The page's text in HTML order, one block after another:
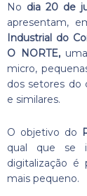
No dia 20 de
apresentam,
Industrial do
O NORTE,
micro,
dos setores do
e similares.
O objetivo do
qual que se
digitalização é
mais pequeno.